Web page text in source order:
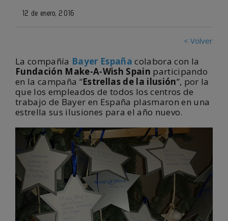
12 de enero, 2016
< Volver
La compañía Bayer España colabora con la
Fundación Make-A-Wish Spain participando
en la campaña “Estrellas de la ilusión”, por la
que los empleados de todos los centros de
trabajo de Bayer en España plasmaron en una
estrella sus ilusiones para el año nuevo.